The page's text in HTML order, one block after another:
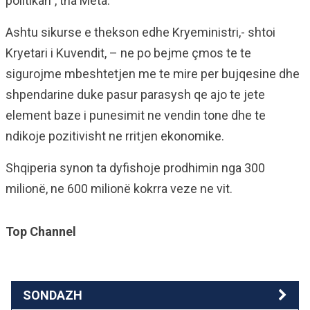
Ashtu sikurse e thekson edhe Kryeministri,- shtoi
Kryetari i Kuvendit, – ne po bejme çmos te te
sigurojme mbeshtetjen me te mire per bujqesine dhe
shpendarine duke pasur parasysh qe ajo te jete
element baze i punesimit ne vendin tone dhe te
ndikoje pozitivisht ne rritjen ekonomike.
Shqiperia synon ta dyfishoje prodhimin nga 300
milionë, ne 600 milionë kokrra veze ne vit.
Top Channel
SONDAZH